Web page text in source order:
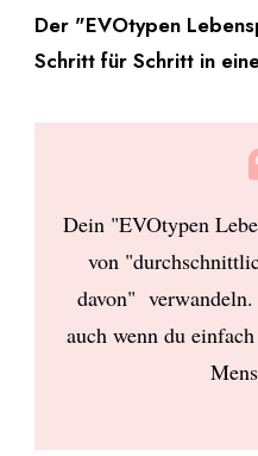
Der "EVOtypen
Schritt für Schritt in
Dein "EVOtypen
von
davon"
auch wenn du